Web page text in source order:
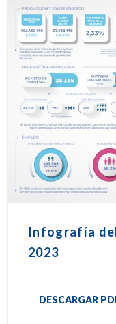
Infografía
2023
DESCARGAR